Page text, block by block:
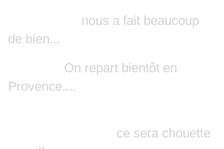
nous a fait beaucoup
de bien...
On repart bientôt en
Provence....
ce sera chouette